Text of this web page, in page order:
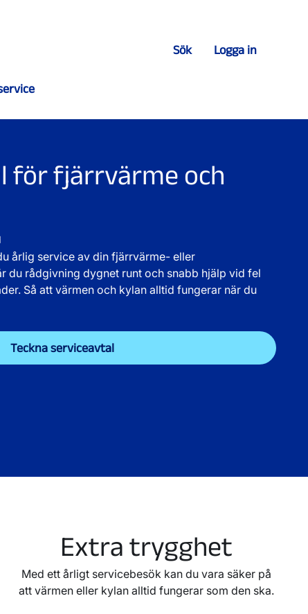
Sök Logga in
för fjärrvärme och
årlig service av din fjärrvärme- eller
du rådgivning dygnet runt och snabb hjälp vid fel
Så att värmen och kylan alltid fungerar när du
Teckna serviceavtal
Extra trygghet
Med ett årligt servicebesök kan du vara säker på
att värmen eller kylan alltid fungerar som den ska.